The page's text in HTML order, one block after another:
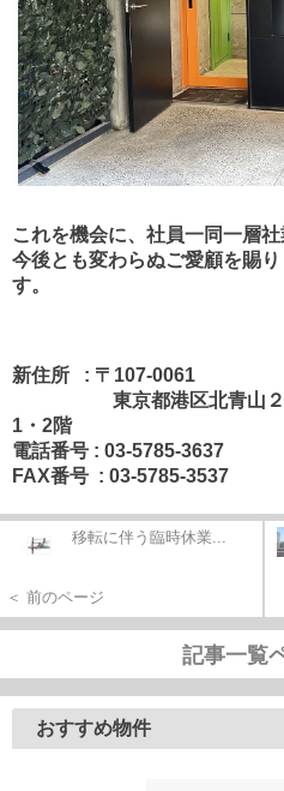
これを機会に、社員一同一層
今後とも変わらぬご愛顧を賜
す。
新住所 : 〒107-0061
東京都港区北青山２丁
1・2階
電話番号 : 03-5785-3637
FAX番号 : 03-5785-3537
移転に伴う臨時休業...
＜ 前のページ
記事一覧
おすすめ物件